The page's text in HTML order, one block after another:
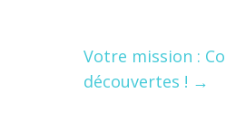
Votre mission :
découvertes ! →